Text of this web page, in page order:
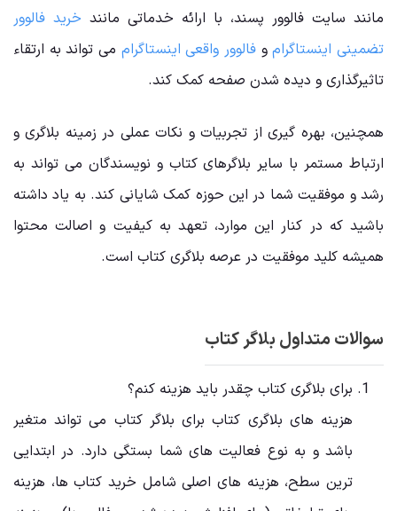
مانند سایت فالوور پسند، با ارائه خدماتی مانند خرید فالوور
تضمینی اینستاگرامو فالوور واقعی اینستاگرام می‌ تواند به ارتقاء
تاثیرگذاری و دیده‌ شدن صفحه کمک کند.
همچنین، بهره ‌گیری از تجربیات و نکات عملی در زمینه بلاگری و
ارتباط مستمر با سایر بلاگرهای کتاب و نویسندگان می ‌تواند به
رشد و موفقیت شما در این حوزه کمک شایانی کند. به یاد داشته
باشید که در کنار این موارد، تعهد به کیفیت و اصالت محتوا
همیشه کلید موفقیت در عرصه بلاگری کتاب است.
سوالات متداول بلاگر کتاب
برای بلاگری کتاب چقدر باید هزینه کنم؟
هزینه‌ های بلاگری کتاب برای بلاگر کتاب می‌ تواند متغیر
باشد و به نوع فعالیت ‌های شما بستگی دارد. در ابتدایی
‌ترین سطح، هزینه ‌های اصلی شامل خرید کتاب‌ ها، هزینه